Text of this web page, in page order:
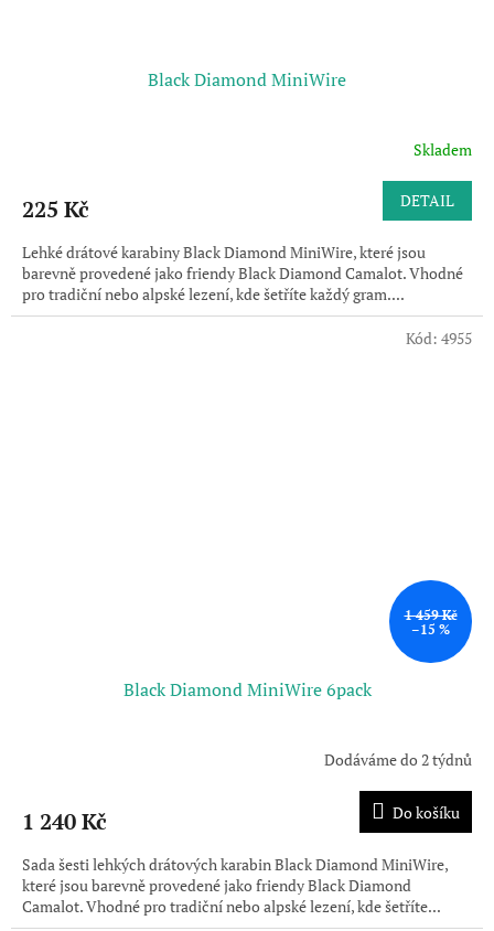
Black Diamond MiniWire
Skladem
225 Kč DETAIL
Lehké drátové karabiny Black Diamond MiniWire, které jsou
barevně provedené jako friendy Black Diamond Camalot. Vhodné
pro tradiční nebo alpské lezení, kde šetříte každý gram....
1 459 Kč
–15 %
Black Diamond MiniWire 6pack
Dodáváme do 2 týdnů
1 240 Kč Do košíku
Sada šesti lehkých drátových karabin Black Diamond MiniWire,
které jsou barevně provedené jako friendy Black Diamond
Camalot. Vhodné pro tradiční nebo alpské lezení, kde šetříte...
Kód: 4955